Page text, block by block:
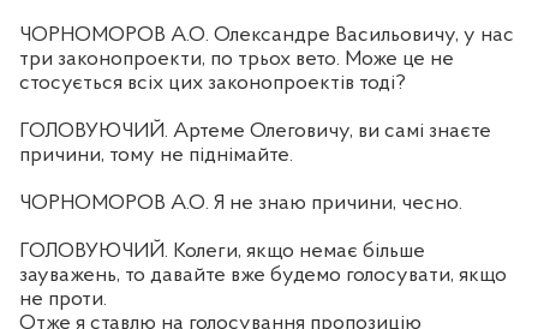
ЧОРНОМОРОВ А.О. Олександре Васильовичу, у нас
три законопроекти, по трьох вето. Може це не
стосується всіх цих законопроектів тоді?
ГОЛОВУЮЧИЙ. Артеме Олеговичу, ви самі знаєте
причини, тому не піднімайте.
ЧОРНОМОРОВ А.О. Я не знаю причини, чесно.
ГОЛОВУЮЧИЙ. Колеги, якщо немає більше
зауважень, то давайте вже будемо голосувати, якщо
не проти.
Отже я ставлю на голосування пропозицію